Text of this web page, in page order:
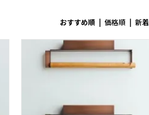
おすすめ順 | 価格順 | 新